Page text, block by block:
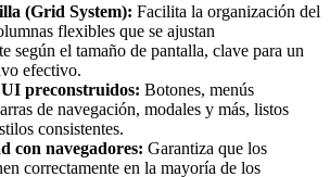
(Grid System): Facilita la organización del
flexibles que se ajustan
según el tamaño de pantalla, clave para un
efectivo.
preconstruidos: Botones, menús
de navegación, modales y más, listos
consistentes.
con navegadores: Garantiza que los
correctamente en la mayoría de los